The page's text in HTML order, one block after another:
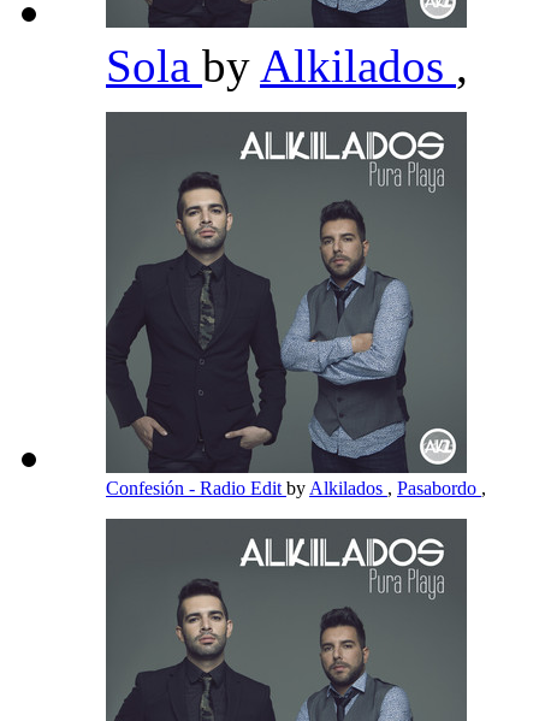
Sola by Alkilados ,
Confesión - Radio Edit by Alkilados , Pasabordo ,